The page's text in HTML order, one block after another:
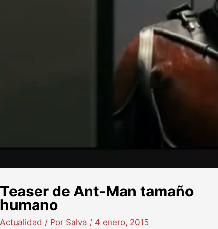
Teaser de Ant-Man tamaño
humano
Actualidad / Por Salva / 4 enero, 2015